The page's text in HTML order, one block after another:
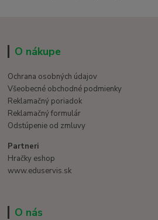
O nákupe
Ochrana osobných údajov
Všeobecné obchodné podmienky
Reklamačný poriadok
Reklamačný formulár
Odstúpenie od zmluvy
Partneri
Hračky eshop
www.eduservis.sk
O nás